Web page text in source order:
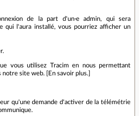
de la part d'un·e admin, qui sera
qui l'aura installé, vous pourriez afficher un
vous utilisez Tracim en nous permettant
site web. [En savoir plus.]
qu'une demande d'activer de la télémétrie